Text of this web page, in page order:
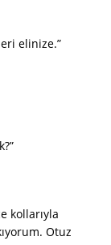
elinize.”
kollarıyla
Otuz